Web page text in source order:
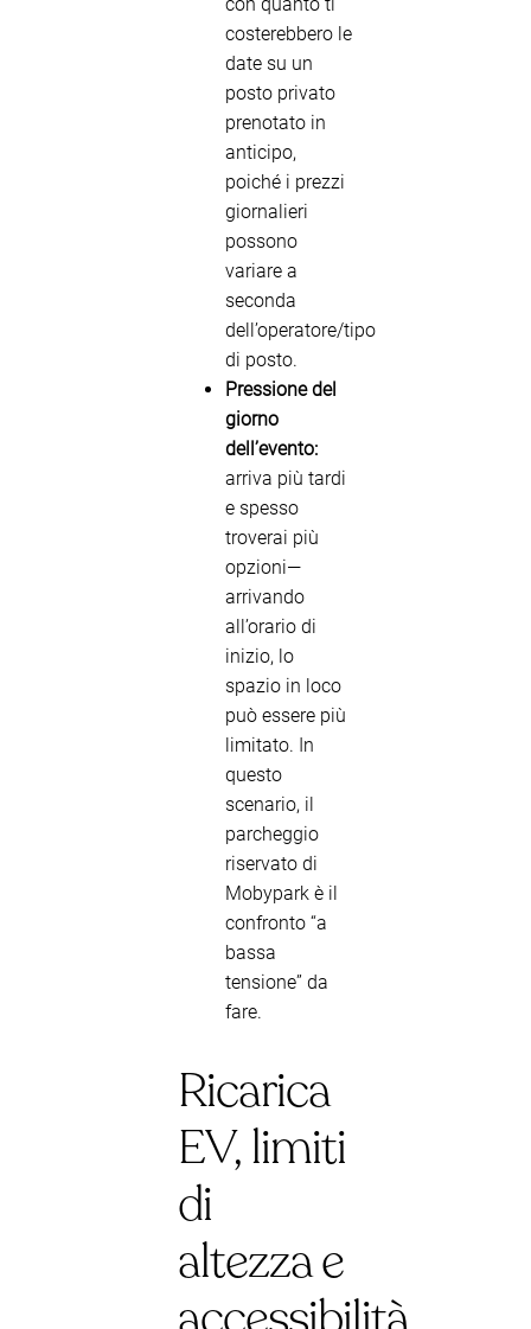
con quanto ti
costerebbero le
date su un
posto privato
prenotato in
anticipo,
poiché i prezzi
giornalieri
possono
variare a
seconda
dell’operatore/tipo
di posto.
Pressione del
giorno
dell’evento:
arriva più tardi
e spesso
troverai più
opzioni—
arrivando
all’orario di
inizio, lo
spazio in loco
può essere più
limitato. In
questo
scenario, il
parcheggio
riservato di
Mobypark è il
confronto “a
bassa
tensione” da
fare.
Ricarica
EV, limiti
di
altezza e